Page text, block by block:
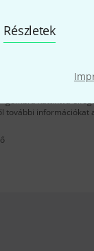
Részletek
gombra kattintva
további információkat